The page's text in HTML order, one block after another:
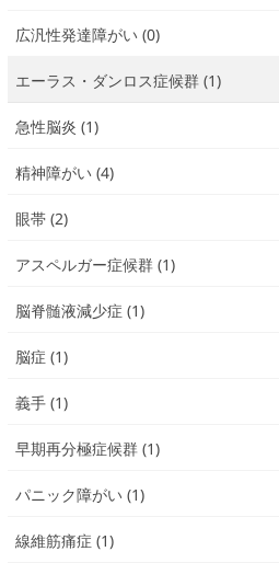
広汎性発達障がい (0)
エーラス・ダンロス症候群 (1)
急性脳炎 (1)
精神障がい (4)
眼帯 (2)
アスペルガー症候群 (1)
脳脊髄液減少症 (1)
脳症 (1)
義手 (1)
早期再分極症候群 (1)
パニック障がい (1)
線維筋痛症 (1)